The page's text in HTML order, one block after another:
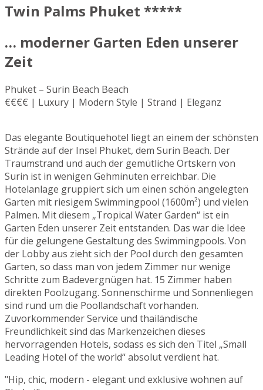
Twin Palms Phuket *****
… moderner Garten Eden unserer
Zeit
Phuket – Surin Beach Beach
€€€€ | Luxury | Modern Style | Strand | Eleganz
Das elegante Boutiquehotel liegt an einem der schönsten
Strände auf der Insel Phuket, dem Surin Beach. Der
Traumstrand und auch der gemütliche Ortskern von
Surin ist in wenigen Gehminuten erreichbar. Die
Hotelanlage gruppiert sich um einen schön angelegten
Garten mit riesigem Swimmingpool (1600m²) und vielen
Palmen. Mit diesem „Tropical Water Garden“ ist ein
Garten Eden unserer Zeit entstanden. Das war die Idee
für die gelungene Gestaltung des Swimmingpools. Von
der Lobby aus zieht sich der Pool durch den gesamten
Garten, so dass man von jedem Zimmer nur wenige
Schritte zum Badevergnügen hat. 15 Zimmer haben
direkten Poolzugang. Sonnenschirme und Sonnenliegen
sind rund um die Poollandschaft vorhanden.
Zuvorkommender Service und thailändische
Freundlichkeit sind das Markenzeichen dieses
hervorragenden Hotels, sodass es sich den Titel „Small
Leading Hotel of the world“ absolut verdient hat.
"Hip, chic, modern - elegant und exklusive wohnen auf